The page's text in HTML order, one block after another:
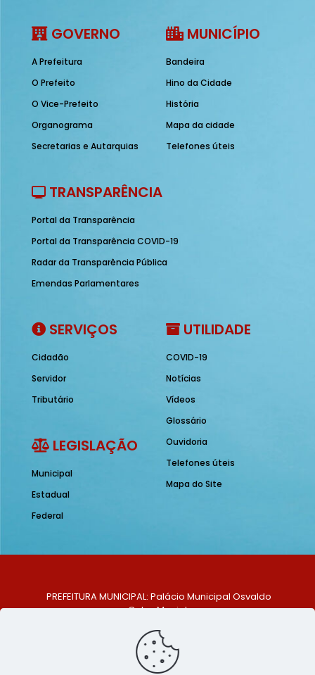
GOVERNO
A Prefeitura
O Prefeito
O Vice-Prefeito
Organograma
Secretarias e Autarquias
MUNICÍPIO
Bandeira
Hino da Cidade
História
Mapa da cidade
Telefones úteis
TRANSPARÊNCIA
Portal da Transparência
Portal da Transparência COVID-19
Radar da Transparência Pública
Emendas Parlamentares
SERVIÇOS
Cidadão
Servidor
Tributário
LEGISLAÇÃO
Municipal
Estadual
Federal
UTILIDADE
COVID-19
Notícias
Vídeos
Glossário
Ouvidoria
Telefones úteis
Mapa do Site
PREFEITURA MUNICIPAL: Palácio Municipal Osvaldo
Celso Maciel
Centro, São Bento do Una - PE. CEP: 553370-128
TELEFONE: (81) 99548-1569
E-MAIL: ouvidoria@saobentodouna.pe.gov.br